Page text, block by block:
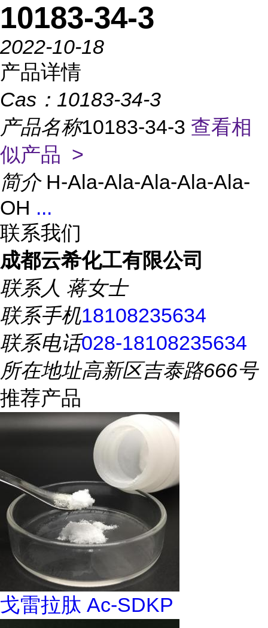
10183-34-3
2022-10-18
产品详情
Cas： 10183-34-3
产品名称10183-34-3 查看相
似产品 >
简介 H-Ala-Ala-Ala-Ala-Ala-
OH ...
联系我们
成都云希化工有限公司
联系人 蒋女士
联系手机18108235634
联系电话028-18108235634
所在地址高新区吉泰路666号
推荐产品
戈雷拉肽 Ac-SDKP